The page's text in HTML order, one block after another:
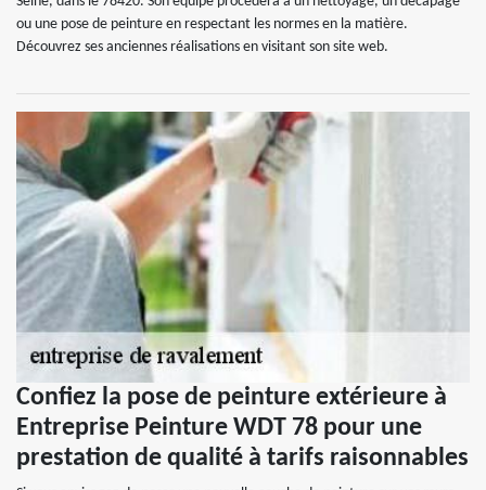
ou une pose de peinture en respectant les normes en la matière.
Découvrez ses anciennes réalisations en visitant son site web.
Confiez la pose de peinture extérieure à
Entreprise Peinture WDT 78 pour une
prestation de qualité à tarifs raisonnables